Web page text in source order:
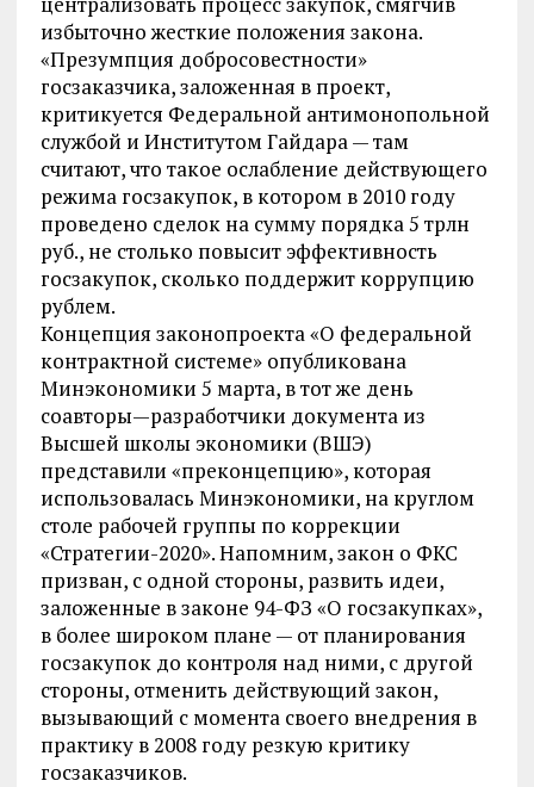
избыточно жесткие положения закона.
«Презумпция добросовестности»
госзаказчика, заложенная в проект,
критикуется Федеральной антимонопольной
службой и Институтом Гайдара — там
считают, что такое ослабление действующего
режима госзакупок, в котором в 2010 году
проведено сделок на сумму порядка 5 трлн
руб., не столько повысит эффективность
госзакупок, сколько поддержит коррупцию
рублем.
Концепция законопроекта «О федеральной
контрактной системе» опубликована
Минэкономики 5 марта, в тот же день
соавторы—разработчики документа из
Высшей школы экономики (ВШЭ)
представили «преконцепцию», которая
использовалась Минэкономики, на круглом
столе рабочей группы по коррекции
«Стратегии-2020». Напомним, закон о ФКС
призван, с одной стороны, развить идеи,
заложенные в законе 94-ФЗ «О госзакупках»,
в более широком плане — от планирования
госзакупок до контроля над ними, с другой
стороны, отменить действующий закон,
вызывающий с момента своего внедрения в
практику в 2008 году резкую критику
госзаказчиков.